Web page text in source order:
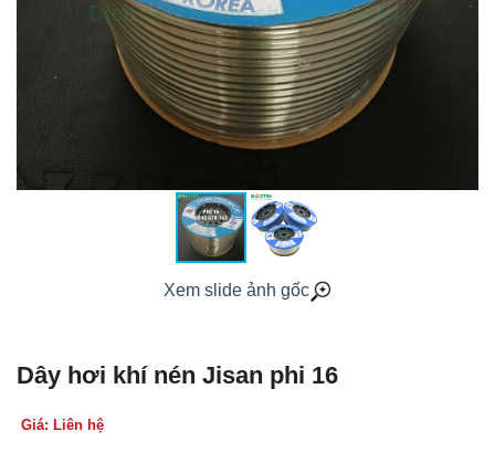
Xem slide ảnh gốc
Dây hơi khí nén Jisan phi 16
Giá: Liên hệ